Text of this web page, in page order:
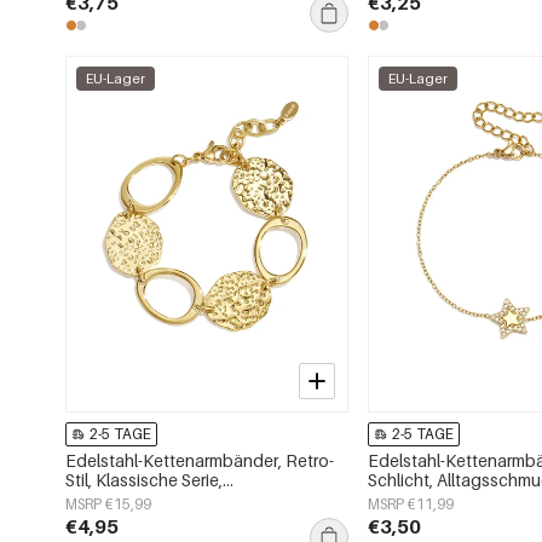
EU-Lager
2-5 TAGE
Edelstahl-Kettenarmbänder, Retro-
Stil, Klassische Serie,
Damenschmuck
MSRP €15,99
€4,95
EU-Lager
2-5 TAGE
Edelstahl-
Schlicht,
Damenschmuck
MSRP €11,99
€3,50